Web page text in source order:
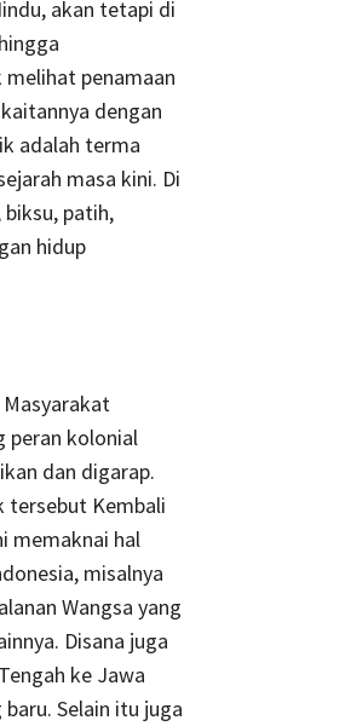
akan tetapi di
penamaan
dengan
adalah terma
masa kini. Di
patih,
hidup
peran kolonial
dan digarap.
tersebut Kembali
memaknai hal
misalnya
Wangsa yang
Disana juga
ke Jawa
Selain itu juga